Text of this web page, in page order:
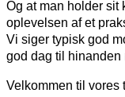
Og at man holder sit
oplevelsen af et
Vi siger typisk god
god dag til hinanden
Velkommen til vores